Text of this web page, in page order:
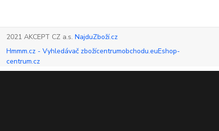
2021 AKCEPT CZ a.s.NajduZboží.cz
Hmmm.cz - Vyhledávač zbožícentrumobchodu.euEshop-
centrum.cz